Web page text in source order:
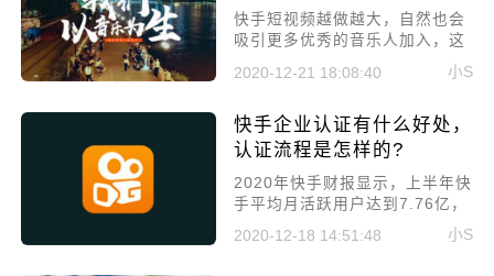
快手短视频越做越大，自然也会
吸引更多优秀的音乐人加入，这
些人群入驻快手后，申请快手音
乐人认证，也许会因为不太了
以今天就给大家介绍：快手音乐
人认证未通过原因汇总，新手小
2020-12-21 18:08:40 小S
快手企业认证有什么好处，
认证流程是怎样的?
​2020年快手财报显示，上半年快
手平均月活跃用户达到7.76亿，
这是一个多么庞大的数字。其背
后拥有多大的商业价值这就不用
2020-12-18 14:51:48 小S